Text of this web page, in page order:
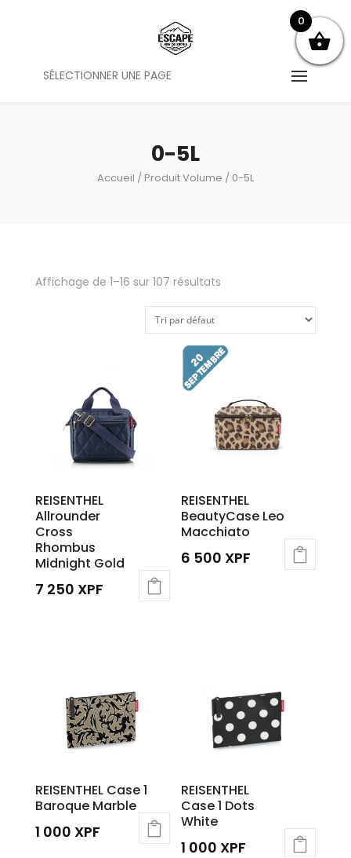
SÉLECTIONNER UNE PAGE
0-5L
Accueil / Produit Volume / 0-5L
Affichage de 1–16 sur 107 résultats
REISENTHEL
Allrounder
Cross
Rhombus
Midnight Gold
7 250 XPF
REISENTHEL
BeautyCase Leo
Macchiato
6 500 XPF
REISENTHEL Case 1
Baroque Marble
1 000 XPF
REISENTHEL
Case 1 Dots
White
1 000 XPF
0